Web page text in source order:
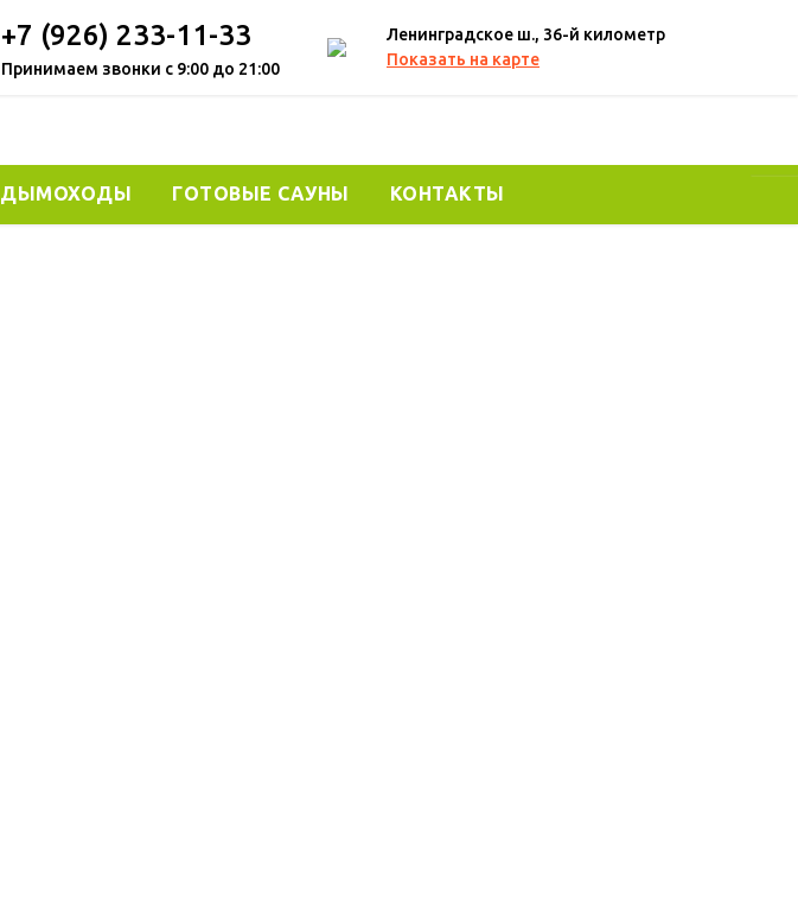
+7 (926) 233-11-33
Принимаем звонки с 9:00 до 21:00
Ленинградское ш., 36-й километр
Показать на карте
ДЫМОХОДЫ ГОТОВЫЕ САУНЫ КОНТАКТЫ